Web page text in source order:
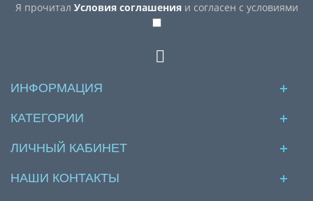
Я прочитал Условия соглашенияи согласен с условиями
ИНФОРМАЦИЯ
КАТЕГОРИИ
ЛИЧНЫЙ КАБИНЕТ
НАШИ КОНТАКТЫ